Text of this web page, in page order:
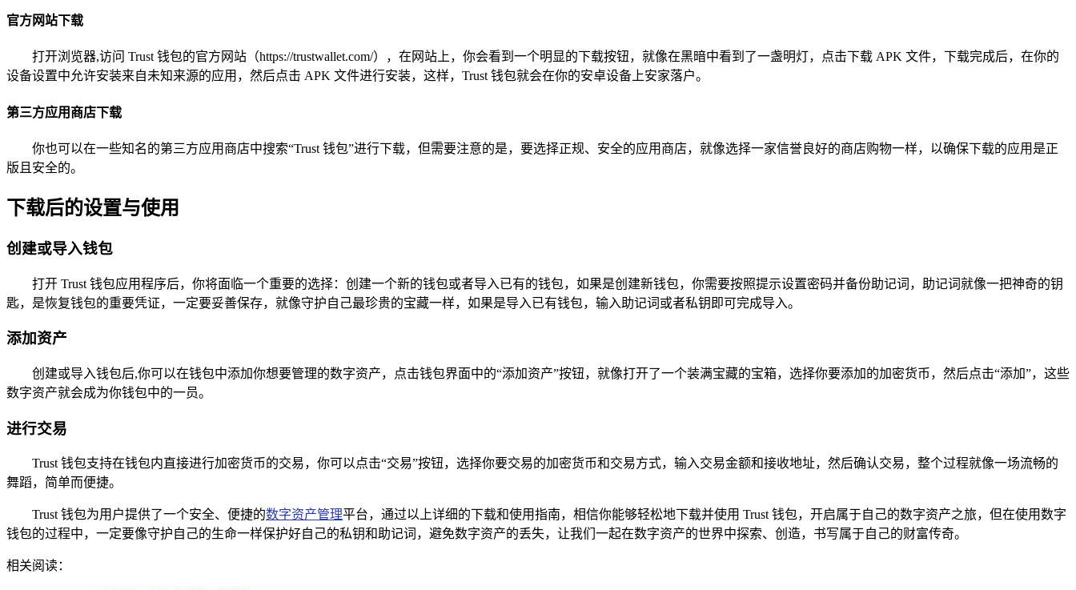
官方网站下载
打开浏览器,访问 Trust 钱包的官方网站（https://trustwallet.com/），在网站上，你会看到一个明显的下载按钮，就像在黑暗中看到了一盏明灯，点击下载 APK 文件，下载完成后，在你的
设备设置中允许安装来自未知来源的应用，然后点击 APK 文件进行安装，这样，Trust 钱包就会在你的安卓设备上安家落户。
第三方应用商店下载
你也可以在一些知名的第三方应用商店中搜索“Trust 钱包”进行下载，但需要注意的是，要选择正规、安全的应用商店，就像选择一家信誉良好的商店购物一样，以确保下载的应用是正
版且安全的。
下载后的设置与使用
创建或导入钱包
打开 Trust 钱包应用程序后，你将面临一个重要的选择：创建一个新的钱包或者导入已有的钱包，如果是创建新钱包，你需要按照提示设置密码并备份助记词，助记词就像一把神奇的钥
匙，是恢复钱包的重要凭证，一定要妥善保存，就像守护自己最珍贵的宝藏一样，如果是导入已有钱包，输入助记词或者私钥即可完成导入。
添加资产
创建或导入钱包后,你可以在钱包中添加你想要管理的数字资产，点击钱包界面中的“添加资产”按钮，就像打开了一个装满宝藏的宝箱，选择你要添加的加密货币，然后点击“添加”，这些
数字资产就会成为你钱包中的一员。
进行交易
Trust 钱包支持在钱包内直接进行加密货币的交易，你可以点击“交易”按钮，选择你要交易的加密货币和交易方式，输入交易金额和接收地址，然后确认交易，整个过程就像一场流畅的
舞蹈，简单而便捷。
Trust 钱包为用户提供了一个安全、便捷的数字资产管理平台，通过以上详细的下载和使用指南，相信你能够轻松地下载并使用 Trust 钱包，开启属于自己的数字资产之旅，但在使用数字
钱包的过程中，一定要像守护自己的生命一样保护好自己的私钥和助记词，避免数字资产的丢失，让我们一起在数字资产的世界中探索、创造，书写属于自己的财富传奇。
相关阅读：